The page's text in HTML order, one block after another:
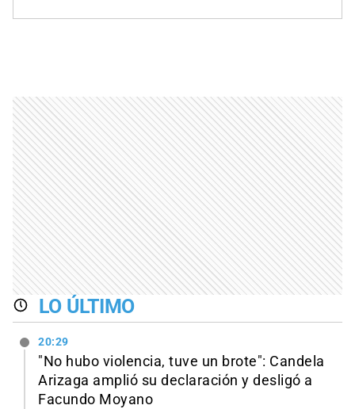
LO ÚLTIMO
20:29
"No hubo violencia, tuve un brote": Candela
Arizaga amplió su declaración y desligó a
Facundo Moyano